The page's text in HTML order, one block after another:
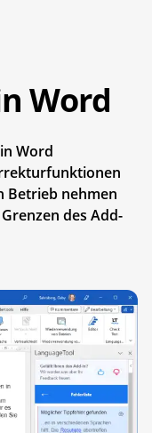
Word
Word
Betrieb nehmen
des Add-